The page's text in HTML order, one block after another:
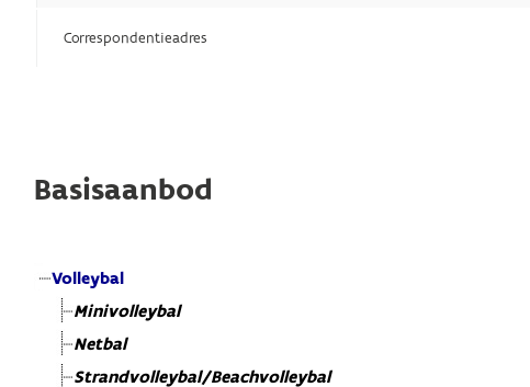
Correspondentieadres
Basisaanbod
Volleybal
Minivolleybal
Netbal
Strandvolleybal/Beachvolleybal